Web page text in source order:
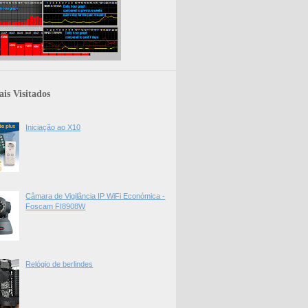
Visitados
Iniciação ao X10
Câmara de Vigilância IP WiFi Económica -
Foscam FI8908W
Relógio de berlindes